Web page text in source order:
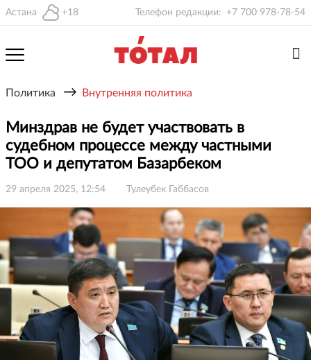
Астана +18 Телефон редакции: +7 700 978-78-54
Политика → Внутренняя политика
Минздрав не будет участвовать в
судебном процессе между частными
ТОО и депутатом Базарбеком
29 апреля 2025, 12:54 Тулеубек Габбасов